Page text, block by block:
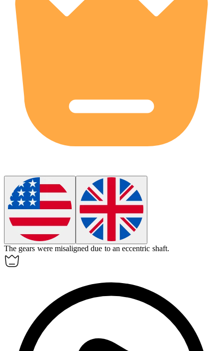
The gears were misaligned due to aneccentric shaft.